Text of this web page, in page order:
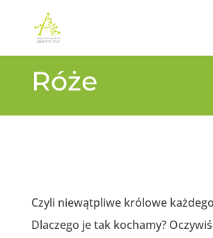
Róże
Czyli niewątpliwe królowe
Dlaczego je tak kochamy?